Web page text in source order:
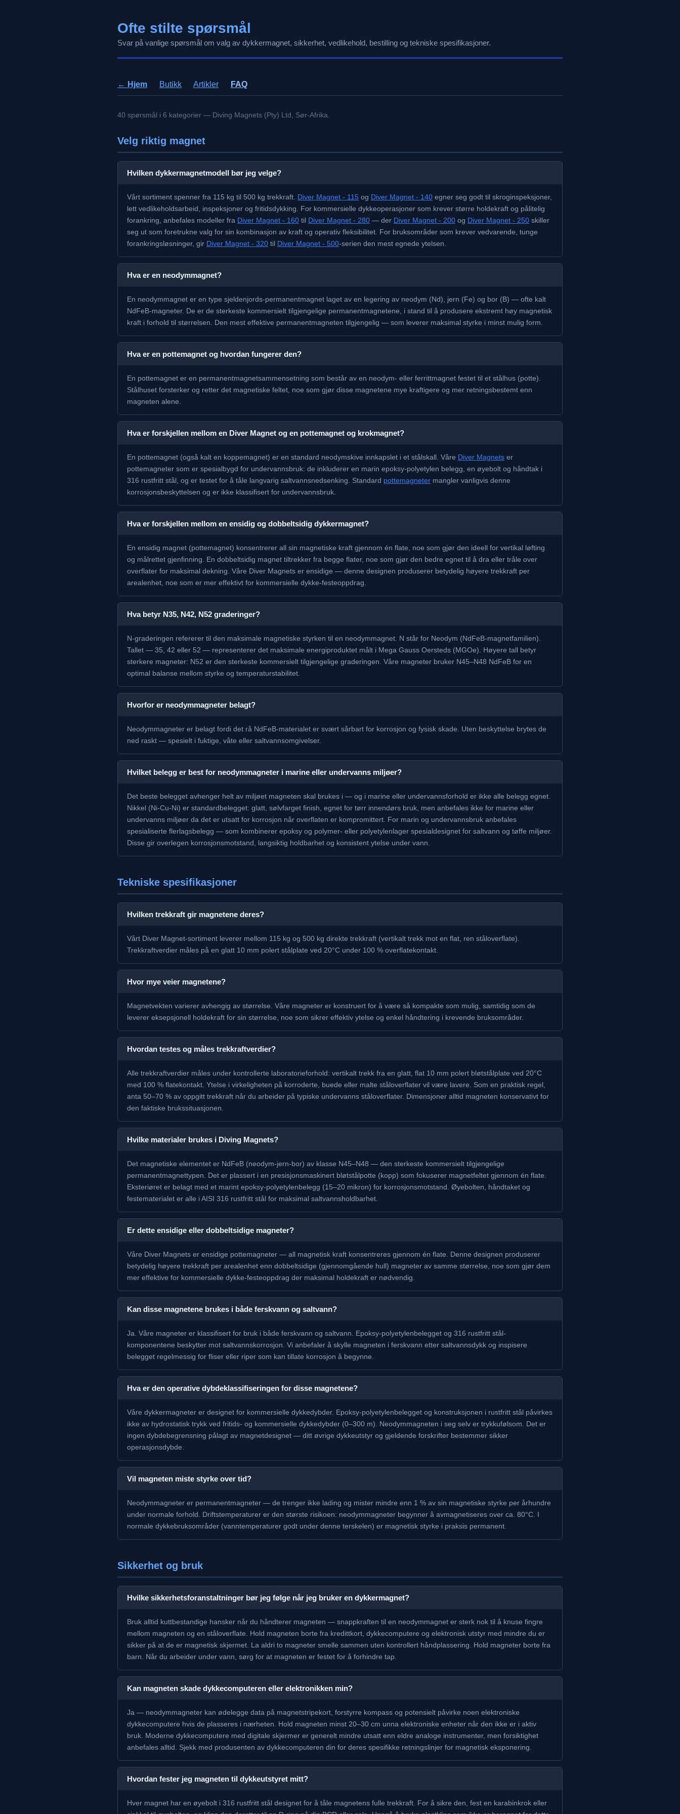
Ofte stilte spørsmål
Svar på vanlige spørsmål om valg av dykkermagnet, sikkerhet, vedlikehold, bestilling og tekniske spesifikasjoner.
← Hjem Butikk Artikler FAQ
40 spørsmål i 6 kategorier — Diving Magnets (Pty) Ltd, Sør-Afrika.
Velg riktig magnet
Hvilken dykkermagnetmodell bør jeg velge?
Vårt sortiment spenner fra 115 kg til 500 kg trekkraft. Diver Magnet - 115 og Diver Magnet - 140 egner seg godt til skroginspeksjoner,
lett vedlikeholdsarbeid, inspeksjoner og fritidsdykking. For kommersielle dykkeoperasjoner som krever større holdekraft og pålitelig
forankring, anbefales modeller fra Diver Magnet - 160 til Diver Magnet - 280 — der Diver Magnet - 200 og Diver Magnet - 250 skiller
seg ut som foretrukne valg for sin kombinasjon av kraft og operativ fleksibilitet. For bruksområder som krever vedvarende, tunge
forankringsløsninger, gir Diver Magnet - 320 til Diver Magnet - 500-serien den mest egnede ytelsen.
Hva er en neodymmagnet?
En neodymmagnet er en type sjeldenjords-permanentmagnet laget av en legering av neodym (Nd), jern (Fe) og bor (B) — ofte kalt
NdFeB-magneter. De er de sterkeste kommersielt tilgjengelige permanentmagnetene, i stand til å produsere ekstremt høy magnetisk
kraft i forhold til størrelsen. Den mest effektive permanentmagneten tilgjengelig — som leverer maksimal styrke i minst mulig form.
Hva er en pottemagnet og hvordan fungerer den?
En pottemagnet er en permanentmagnetsammensetning som består av en neodym- eller ferrittmagnet festet til et stålhus (potte).
Stålhuset forsterker og retter det magnetiske feltet, noe som gjør disse magnetene mye kraftigere og mer retningsbestemt enn
magneten alene.
Hva er forskjellen mellom en Diver Magnet og en pottemagnet og krokmagnet?
En pottemagnet (også kalt en koppemagnet) er en standard neodymskive innkapslet i et stålskall. Våre Diver Magnets er
pottemagneter som er spesialbygd for undervannsbruk: de inkluderer en marin epoksy-polyetylen belegg, en øyebolt og håndtak i
316 rustfritt stål, og er testet for å tåle langvarig saltvannsnedsenking. Standard pottemagneter mangler vanligvis denne
korrosjonsbeskyttelsen og er ikke klassifisert for undervannsbruk.
Hva er forskjellen mellom en ensidig og dobbeltsidig dykkermagnet?
En ensidig magnet (pottemagnet) konsentrerer all sin magnetiske kraft gjennom én flate, noe som gjør den ideell for vertikal løfting
og målrettet gjenfinning. En dobbeltsidig magnet tiltrekker fra begge flater, noe som gjør den bedre egnet til å dra eller tråle over
overflater for maksimal dekning. Våre Diver Magnets er ensidige — denne designen produserer betydelig høyere trekkraft per
arealenhet, noe som er mer effektivt for kommersielle dykke-festeoppdrag.
Hva betyr N35, N42, N52 graderinger?
N-graderingen refererer til den maksimale magnetiske styrken til en neodymmagnet. N står for Neodym (NdFeB-magnetfamilien).
Tallet — 35, 42 eller 52 — representerer det maksimale energiproduktet målt i Mega Gauss Oersteds (MGOe). Høyere tall betyr
sterkere magneter: N52 er den sterkeste kommersielt tilgjengelige graderingen. Våre magneter bruker N45–N48 NdFeB for en
optimal balanse mellom styrke og temperaturstabilitet.
Hvorfor er neodymmagneter belagt?
Neodymmagneter er belagt fordi det rå NdFeB-materialet er svært sårbart for korrosjon og fysisk skade. Uten beskyttelse brytes de
ned raskt — spesielt i fuktige, våte eller saltvannsomgivelser.
Hvilket belegg er best for neodymmagneter i marine eller undervanns miljøer?
Det beste belegget avhenger helt av miljøet magneten skal brukes i — og i marine eller undervannsforhold er ikke alle belegg egnet.
Nikkel (Ni-Cu-Ni) er standardbelegget: glatt, sølvfarget finish, egnet for tørr innendørs bruk, men anbefales ikke for marine eller
undervanns miljøer da det er utsatt for korrosjon når overflaten er kompromittert. For marin og undervannsbruk anbefales
spesialiserte flerlagsbelegg — som kombinerer epoksy og polymer- eller polyetylenlager spesialdesignet for saltvann og tøffe miljøer.
Disse gir overlegen korrosjonsmotstand, langsiktig holdbarhet og konsistent ytelse under vann.
Tekniske spesifikasjoner
Hvilken trekkraft gir magnetene deres?
Vårt Diver Magnet-sortiment leverer mellom 115 kg og 500 kg direkte trekkraft (vertikalt trekk mot en flat, ren ståloverflate).
Trekkraftverdier måles på en glatt 10 mm polert stålplate ved 20°C under 100 % overflatekontakt.
Hvor mye veier magnetene?
Magnetvekten varierer avhengig av størrelse. Våre magneter er konstruert for å være så kompakte som mulig, samtidig som de
leverer eksepsjonell holdekraft for sin størrelse, noe som sikrer effektiv ytelse og enkel håndtering i krevende bruksområder.
Hvordan testes og måles trekkraftverdier?
Alle trekkraftverdier måles under kontrollerte laboratorieforhold: vertikalt trekk fra en glatt, flat 10 mm polert bløtstålplate ved 20°C
med 100 % flatekontakt. Ytelse i virkeligheten på korroderte, buede eller malte ståloverflater vil være lavere. Som en praktisk regel,
anta 50–70 % av oppgitt trekkraft når du arbeider på typiske undervanns ståloverflater. Dimensjoner alltid magneten konservativt for
den faktiske brukssituasjonen.
Hvilke materialer brukes i Diving Magnets?
Det magnetiske elementet er NdFeB (neodym-jern-bor) av klasse N45–N48 — den sterkeste kommersielt tilgjengelige
permanentmagnettypen. Det er plassert i en presisjonsmaskinert bløtstålpotte (kopp) som fokuserer magnetfeltet gjennom én flate.
Eksteriøret er belagt med et marint epoksy-polyetylenbelegg (15–20 mikron) for korrosjonsmotstand. Øyebolten, håndtaket og
festematerialet er alle i AISI 316 rustfritt stål for maksimal saltvannsholdbarhet.
Er dette ensidige eller dobbeltsidige magneter?
Våre Diver Magnets er ensidige pottemagneter — all magnetisk kraft konsentreres gjennom én flate. Denne designen produserer
betydelig høyere trekkraft per arealenhet enn dobbeltsidige (gjennomgående hull) magneter av samme størrelse, noe som gjør dem
mer effektive for kommersielle dykke-festeoppdrag der maksimal holdekraft er nødvendig.
Kan disse magnetene brukes i både ferskvann og saltvann?
Ja. Våre magneter er klassifisert for bruk i både ferskvann og saltvann. Epoksy-polyetylenbelegget og 316 rustfritt stål-
komponentene beskytter mot saltvannskorrosjon. Vi anbefaler å skylle magneten i ferskvann etter saltvannsdykk og inspisere
belegget regelmessig for fliser eller riper som kan tillate korrosjon å begynne.
Hva er den operative dybdeklassifiseringen for disse magnetene?
Våre dykkermagneter er designet for kommersielle dykkedybder. Epoksy-polyetylenbelegget og konstruksjonen i rustfritt stål påvirkes
ikke av hydrostatisk trykk ved fritids- og kommersielle dykkedybder (0–300 m). Neodymmagneten i seg selv er trykkufølsom. Det er
ingen dybdebegrensning pålagt av magnetdesignet — ditt øvrige dykkeutstyr og gjeldende forskrifter bestemmer sikker
operasjonsdybde.
Vil magneten miste styrke over tid?
Neodymmagneter er permanentmagneter — de trenger ikke lading og mister mindre enn 1 % av sin magnetiske styrke per århundre
under normale forhold. Driftstemperaturer er den største risikoen: neodymmagneter begynner å avmagnetiseres over ca. 80°C. I
normale dykkebruksområder (vanntemperaturer godt under denne terskelen) er magnetisk styrke i praksis permanent.
Sikkerhet og bruk
Hvilke sikkerhetsforanstaltninger bør jeg følge når jeg bruker en dykkermagnet?
Bruk alltid kuttbestandige hansker når du håndterer magneten — snappkraften til en neodymmagnet er sterk nok til å knuse fingre
mellom magneten og en ståloverflate. Hold magneten borte fra kredittkort, dykkecomputere og elektronisk utstyr med mindre du er
sikker på at de er magnetisk skjermet. La aldri to magneter smelle sammen uten kontrollert håndplassering. Hold magneter borte fra
barn. Når du arbeider under vann, sørg for at magneten er festet for å forhindre tap.
Kan magneten skade dykkecomputeren eller elektronikken min?
Ja — neodymmagneter kan ødelegge data på magnetstripekort, forstyrre kompass og potensielt påvirke noen elektroniske
dykkecomputere hvis de plasseres i nærheten. Hold magneten minst 20–30 cm unna elektroniske enheter når den ikke er i aktiv
bruk. Moderne dykkecomputere med digitale skjermer er generelt mindre utsatt enn eldre analoge instrumenter, men forsiktighet
anbefales alltid. Sjekk med produsenten av dykkecomputeren din for deres spesifikke retningslinjer for magnetisk eksponering.
Hvordan fester jeg magneten til dykkeutstyret mitt?
Hver magnet har en øyebolt i 316 rustfritt stål designet for å tåle magnetens fulle trekkraft. For å sikre den, fest en karabinkrok eller